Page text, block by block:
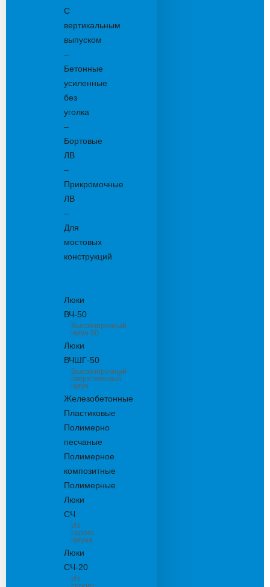
С
вертикальным
выпуском
–
Бетонные
усиленные
без
уголка
–
Бортовые
ЛВ
–
Прикромочные
ЛВ
–
Для
мостовых
конструкций
Люки
ВЧ-50
Высокопрочный
чугун 50
Люки
ВЧШГ-50
Высокопрочный
сверхтяжелый
чугун
Железобетонные
Пластиковые
Полимерно
песчаные
Полимерное
композитные
Полимерные
Люки
СЧ
Из
серого
чугуна
Люки
СЧ-20
Из